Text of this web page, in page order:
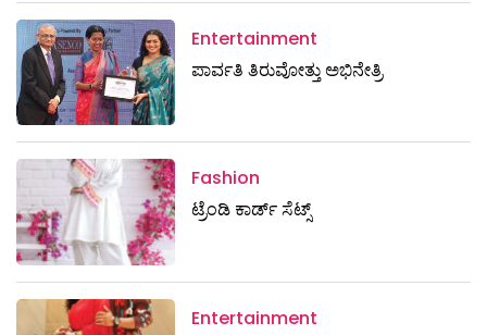
Entertainment
ಪಾರ್ವತಿ ತಿರುವೋತ್ತು ಅಭಿನೇತ್ರಿ
Fashion
ಟ್ರೆಂಡಿ ಕಾರ್ಡ್‌ ಸೆಟ್ಸ್
Entertainment